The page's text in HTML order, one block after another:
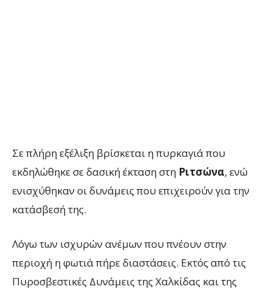
Σε πλήρη εξέλιξη βρίσκεται η πυρκαγιά που
εκδηλώθηκε σε δασική έκταση στη Ριτσώνα, ενώ
ενισχύθηκαν οι δυνάμεις που επιχειρούν για την
κατάσβεσή της.
Λόγω των ισχυρών ανέμων που πνέουν στην
περιοχή η φωτιά πήρε διαστάσεις. Εκτός από τις
Πυροσβεστικές Δυνάμεις της Χαλκίδας και της